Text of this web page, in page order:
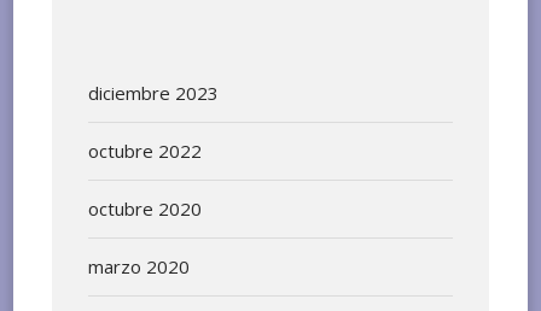
diciembre 2023
octubre 2022
octubre 2020
marzo 2020